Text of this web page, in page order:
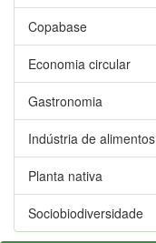
Copabase
Economia circular
Gastronomia
Indústria de alimentos
Planta nativa
Sociobiodiversidade